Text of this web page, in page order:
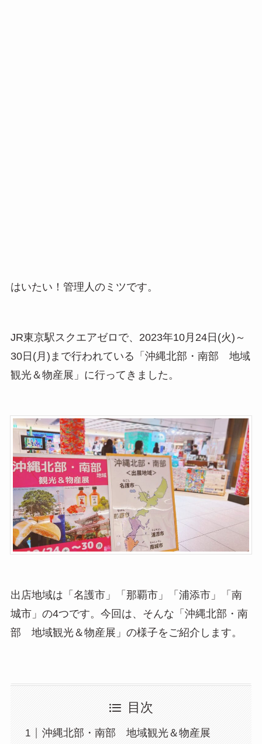
はいたい！管理人のミツです。
JR東京駅スクエアゼロで、2023年10月24日(火)～
30日(月)まで行われている「沖縄北部・南部 地域
観光＆物産展」に行ってきました。
出店地域は「名護市」「那覇市」「浦添市」「南
城市」の4つです。今回は、そんな「沖縄北部・南
部 地域観光＆物産展」の様子をご紹介します。
目次
沖縄北部・南部 地域観光＆物産展